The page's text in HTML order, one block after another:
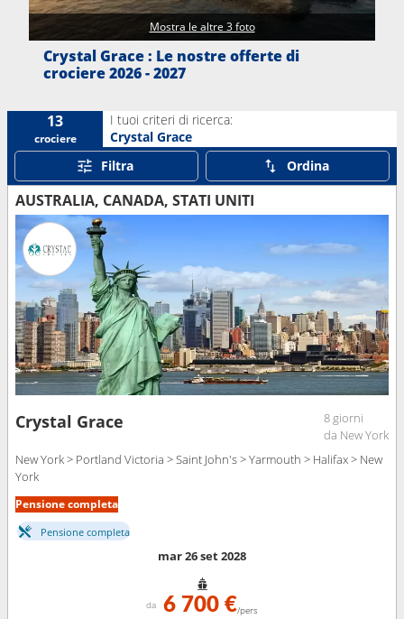
Crystal Grace : Le nostre offerte di
crociere 2026 - 2027
Mostra le altre 3 foto
13
crociere
I tuoi criteri di ricerca:
Crystal Grace
Filtra
Ordina
AUSTRALIA, CANADA, STATI UNITI
Crystal Grace
8 giorni
da New York
New York > Portland Victoria > Saint John's > Yarmouth > Halifax > New
York
Pensione completa
Pensione completa
mar 26 set 2028
da 6 700 €/pers